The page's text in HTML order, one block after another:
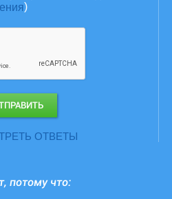
)
ОТВЕТЫ
потому что: